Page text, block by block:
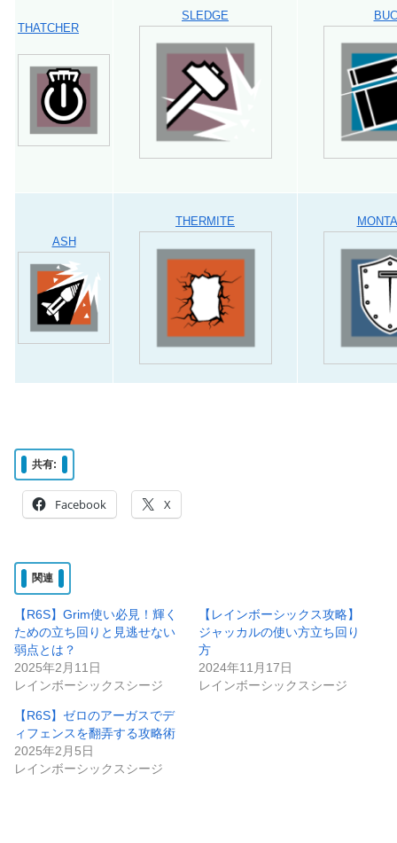
THATCHER
SLEDGE
ASH
THERMITE
共有:
Facebook X
関連
【R6S】Grim使い必見！輝く
ための立ち回りと見逃せない
弱点とは？
2025年2月11日
レインボーシックスシージ
【レインボーシックス攻略】
ジャッカルの使い方立ち回り
方
2024年11月17日
レインボーシックスシージ
【R6S】ゼロのアーガスでデ
ィフェンスを翻弄する攻略術
2025年2月5日
レインボーシックスシージ